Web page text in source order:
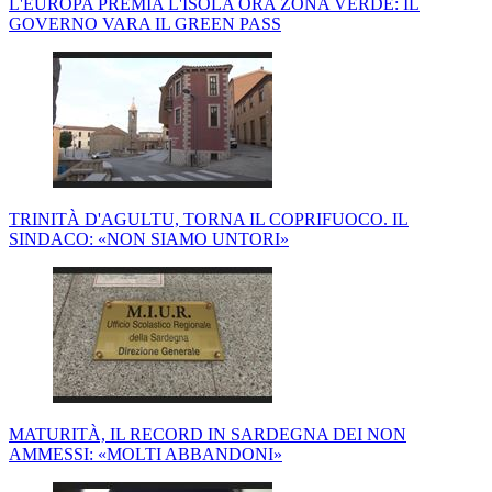
L'EUROPA PREMIA L'ISOLA ORA ZONA VERDE: IL
GOVERNO VARA IL GREEN PASS
TRINITÀ D'AGULTU, TORNA IL COPRIFUOCO. IL
SINDACO: «NON SIAMO UNTORI»
MATURITÀ, IL RECORD IN SARDEGNA DEI NON
AMMESSI: «MOLTI ABBANDONI»